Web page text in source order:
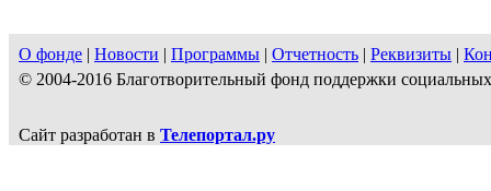
О фонде | Новости | Программы | Отчетность | Реквизиты |
© 2004-2016 Благотворительный фонд поддержки
Сайт разработан в Телепортал.ру